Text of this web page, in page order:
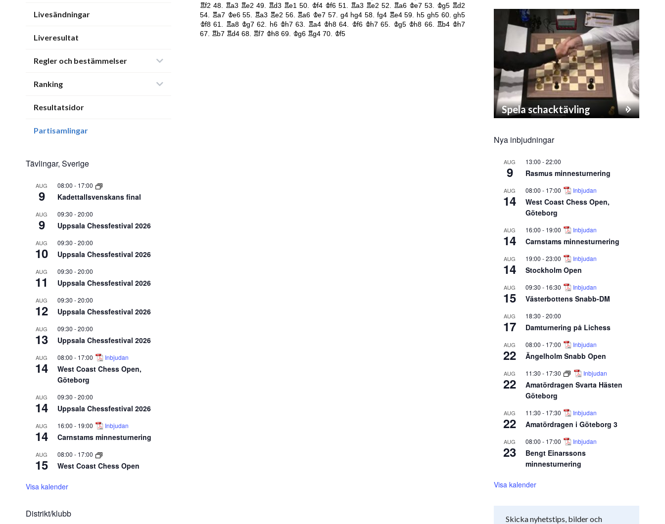
Livesändningar
Liveresultat
Regler och bestämmelser
Ranking
Resultatsidor
Partisamlingar
Tävlingar, Sverige
AUG
9
08:00 - 17:00
Kadettallsvenskans final
AUG
9
09:30 -20:00
Uppsala Chessfestival 2026
AUG
10
09:30 -20:00
Uppsala Chessfestival 2026
AUG
11
09:30 -20:00
Uppsala Chessfestival 2026
AUG
12
09:30 -20:00
Uppsala Chessfestival 2026
AUG
13
09:30 -20:00
Uppsala Chessfestival 2026
AUG
14
08:00 - 17:00 Inbjudan
West Coast Chess Open,
Göteborg
AUG
14
09:30 -20:00
Uppsala Chessfestival 2026
AUG
14
16:00 - 19:00 Inbjudan
Carnstams minnesturnering
AUG
15
08:00 - 17:00
West Coast Chess Open
Visa kalender
Distrikt/klubb
Spela schacktävling
Nya inbjudningar
AUG
9
13:00 -22:00
Rasmus minnesturnering
AUG
14
08:00 - 17:00 Inbjudan
West Coast Chess Open,
Göteborg
AUG
14
16:00 - 19:00 Inbjudan
Carnstams minnesturnering
AUG
14
19:00 -23:00 Inbjudan
Stockholm Open
AUG
15
09:30 - 16:30 Inbjudan
Västerbottens Snabb-DM
AUG
17
18:30 -20:00
Damturnering på Lichess
AUG
22
08:00 - 17:00 Inbjudan
Ängelholm Snabb Open
AUG
22
11:30 - 17:30 Inbjudan
Amatördragen Svarta Hästen
Göteborg
AUG
22
11:30 - 17:30 Inbjudan
Amatördragen i Göteborg 3
AUG
23
08:00 - 17:00 Inbjudan
Bengt Einarssons
minnesturnering
Visa kalender
Skicka nyhetstips, bilder och